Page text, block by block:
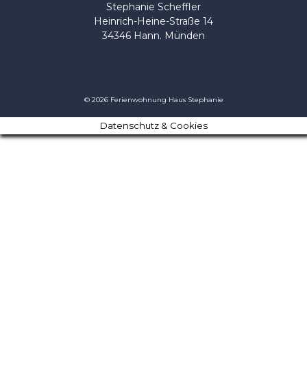
Stephanie Scheffler
Heinrich-Heine-Straße 14
34346 Hann. Münden
© 2026 Ferienwohnung Haus Stephanie
Datenschutz & Cookies